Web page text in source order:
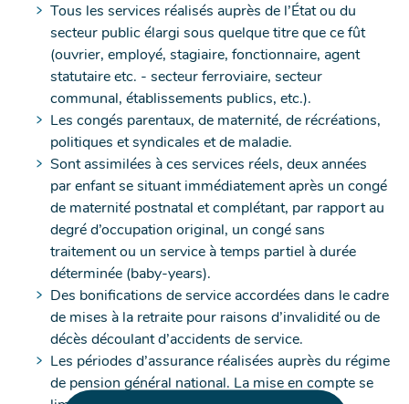
Tous les services réalisés auprès de l’État ou du
secteur public élargi sous quelque titre que ce fût
(ouvrier, employé, stagiaire, fonctionnaire, agent
statutaire etc. - secteur ferroviaire, secteur
communal, établissements publics, etc.).
Les congés parentaux, de maternité, de récréations,
politiques et syndicales et de maladie.
Sont assimilées à ces services réels, deux années
par enfant se situant immédiatement après un congé
de maternité postnatal et complétant, par rapport au
degré d’occupation original, un congé sans
traitement ou un service à temps partiel à durée
déterminée (baby-years).
Des bonifications de service accordées dans le cadre
de mises à la retraite pour raisons d’invalidité ou de
décès découlant d’accidents de service.
Les périodes d’assurance réalisées auprès du régime
de pension général national. La mise en compte se